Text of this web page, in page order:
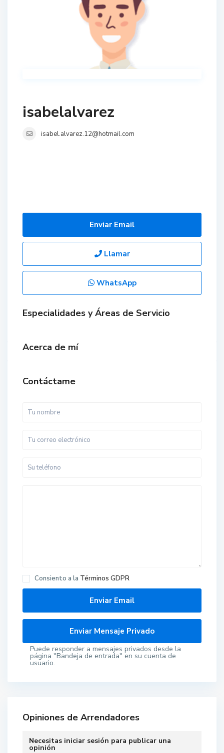
isabelalvarez
isabel.alvarez.12@hotmail.com
Enviar Email
Llamar
WhatsApp
Especialidades y Áreas de Servicio
Acerca de mí
Contáctame
Consiento a la Términos GDPR
Puede responder a mensajes privados desde la
página "Bandeja de entrada" en su cuenta de
usuario.
Opiniones de Arrendadores
Necesitas iniciar sesión para publicar una
opinión